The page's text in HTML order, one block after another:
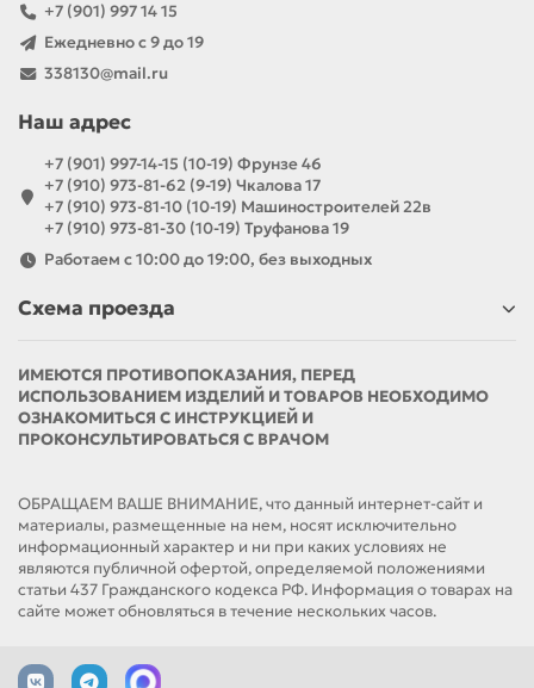
+7 (901) 997 14 15
Ежедневно с 9 до 19
338130@mail.ru
Наш адрес
+7 (901) 997-14-15 (10-19) Фрунзе 46
+7 (910) 973-81-62 (9-19) Чкалова 17
+7 (910) 973-81-10 (10-19) Машиностроителей 22в
+7 (910) 973-81-30 (10-19) Труфанова 19
Работаем с 10:00 до 19:00, без выходных
Схема проезда
ИМЕЮТСЯ ПРОТИВОПОКАЗАНИЯ, ПЕРЕД
ИСПОЛЬЗОВАНИЕМ ИЗДЕЛИЙ И ТОВАРОВ НЕОБХОДИМО
ОЗНАКОМИТЬСЯ С ИНСТРУКЦИЕЙ И
ПРОКОНСУЛЬТИРОВАТЬСЯ С ВРАЧОМ
ОБРАЩАЕМ ВАШЕ ВНИМАНИЕ, что данный интернет-сайт и
материалы, размещенные на нем, носят исключительно
информационный характер и ни при каких условиях не
являются публичной офертой, определяемой положениями
статьи 437 Гражданского кодекса РФ. Информация о товарах на
сайте может обновляться в течение нескольких часов.